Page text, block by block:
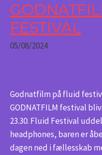
FESTIVAL
05/08/2024
Godnatfilm på fluid
GODNATFILM festival
23.30. Fluid Festival
headphones, baren er
dagen ned i fællesskab
Godnatfilm
på
Fluid
festival